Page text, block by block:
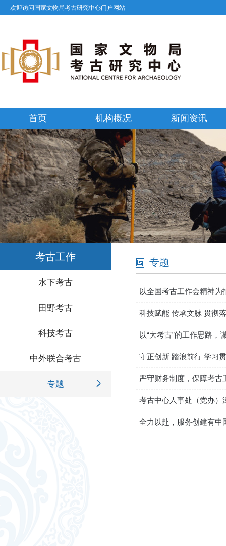
欢迎访问国家文物局考古研究中心门户网站
首页 机构概况 新闻资讯
考古工作
水下考古
田野考古
科技考古
中外联合考古
专题
专题
以全国考古工作会精神
科技赋能 传承文脉 贯彻
以“大考古”的工作思路
考古工作会议精神
守正创新 踏浪前行 学习
严守财务制度，保障考古
考古中心人事处（党办）
全力以赴，服务创建有中